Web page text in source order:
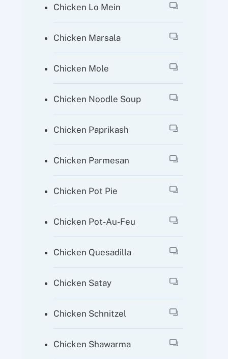
Chicken Lo Mein
Chicken Marsala
Chicken Mole
Chicken Noodle Soup
Chicken Paprikash
Chicken Parmesan
Chicken Pot Pie
Chicken Pot-Au-Feu
Chicken Quesadilla
Chicken Satay
Chicken Schnitzel
Chicken Shawarma